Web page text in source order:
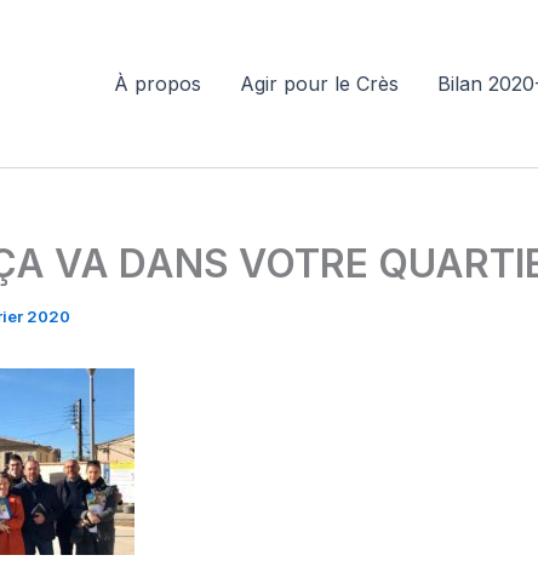
À propos Agir pour le Crès Bilan
VA DANS VOTRE
2020